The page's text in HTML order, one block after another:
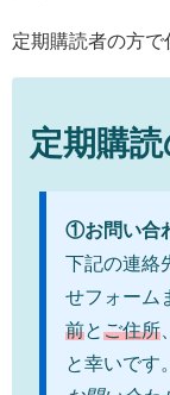
定期購読者の方
定期購
①お問い合
下記の連絡
せフォーム
前とご住所、
と幸いです。